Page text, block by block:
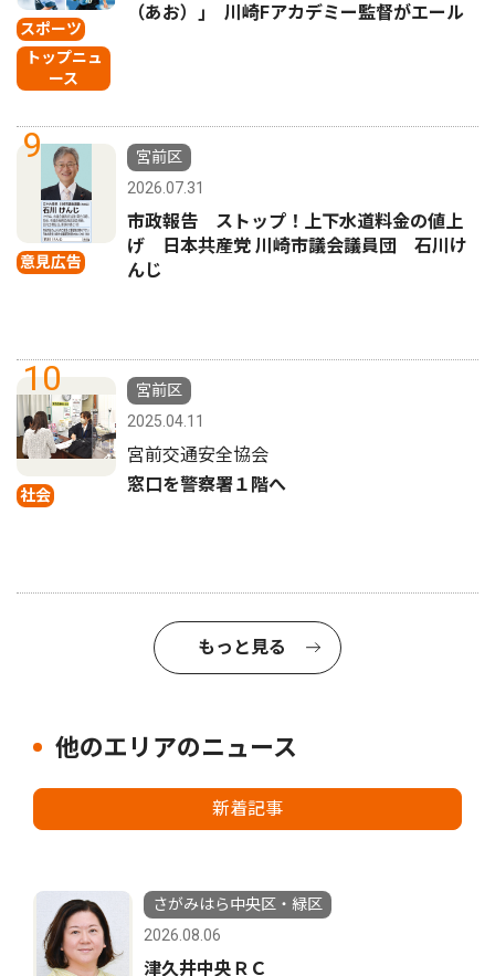
スポーツ
トップニュ
ース
（あお）｣ 川崎Fアカデミー監督がエール
9
意見広告
宮前区
2026.07.31
市政報告 ストップ！上下水道料金の値上
げ 日本共産党 川崎市議会議員団 石川け
んじ
10
社会
宮前区
2025.04.11
宮前交通安全協会
窓口を警察署１階へ
もっと見る
他のエリアのニュース
新着記事
さがみはら中央区・緑区
2026.08.06
津久井中央ＲＣ